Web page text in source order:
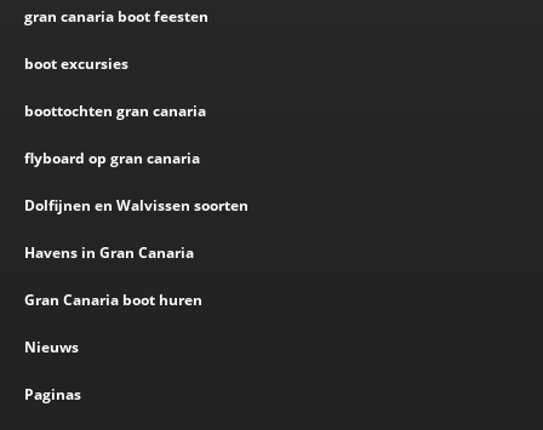
gran canaria boot feesten
boot excursies
boottochten gran canaria
flyboard op gran canaria
Dolfijnen en Walvissen soorten
Havens in Gran Canaria
Gran Canaria boot huren
Nieuws
Paginas